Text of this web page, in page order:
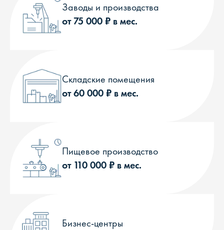
Заводы и производства
от 75 000 ₽ в мес.
Складские помещения
от 60 000 ₽ в мес.
Пищевое производство
от 110 000 ₽ в мес.
Бизнес-центры